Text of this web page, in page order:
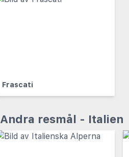
Frascati
Andra resmål - Italien